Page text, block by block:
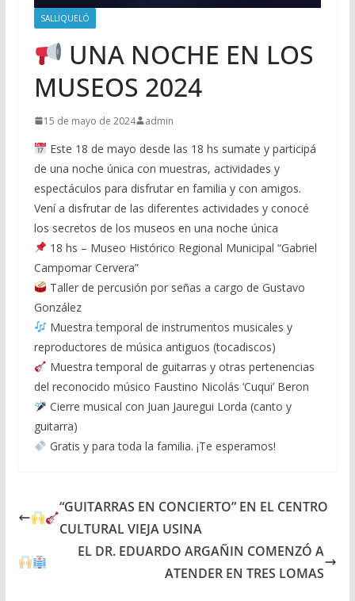
SALLIQUELÓ
UNA NOCHE EN LOS
MUSEOS 2024
15 de mayo de 2024 admin
Este 18 de mayo desde las 18 hs sumate y participá
de una noche única con muestras, actividades y
espectáculos para disfrutar en familia y con amigos.
Vení a disfrutar de las diferentes actividades y conocé
los secretos de los museos en una noche única
18 hs – Museo Histórico Regional Municipal “Gabriel
Campomar Cervera”
Taller de percusión por señas a cargo de Gustavo
González
Muestra temporal de instrumentos musicales y
reproductores de música antiguos (tocadiscos)
Muestra temporal de guitarras y otras pertenencias
del reconocido músico Faustino Nicolás ‘Cuqui’ Beron
Cierre musical con Juan Jauregui Lorda (canto y
guitarra)
Gratis y para toda la familia. ¡Te esperamos!
“GUITARRAS EN CONCIERTO” EN EL CENTRO
CULTURAL VIEJA USINA
EL DR. EDUARDO ARGAÑIN COMENZÓ A
ATENDER EN TRES LOMAS